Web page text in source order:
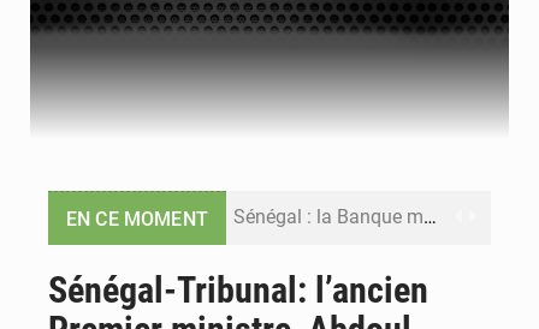
EN CE MOMENT Sénégal : la Banque mondiale annonce un financement de 340 milliards FCFA pour soutenir les priorités de la Vision Sénégal 2050
Sénégal-Tribunal: l’ancien